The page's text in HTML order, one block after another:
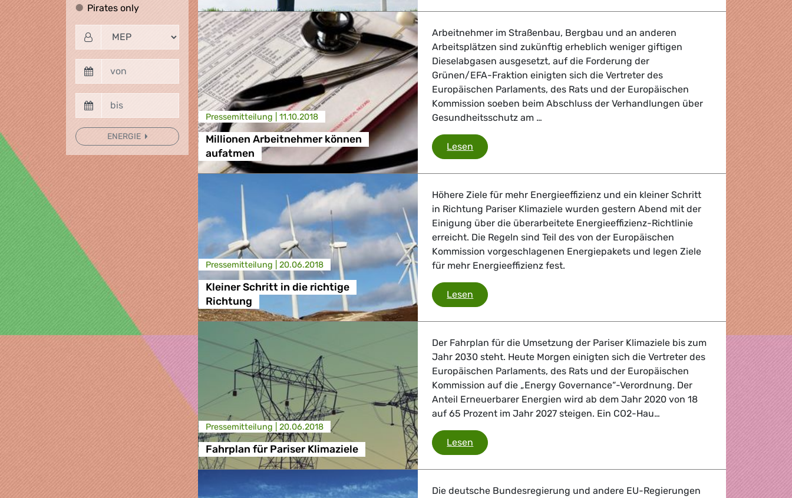
Pirates onlyPirates only
ENERGIE
Presse­mitteilung | 11.10.2018
Millionen Arbeitnehmer können
aufatmen
Arbeitnehmer im Straßenbau, Bergbau und an anderen
Arbeitsplätzen sind zukünftig erheblich weniger giftigen
Dieselabgasen ausgesetzt, auf die Forderung der
Grünen/EFA-Fraktion einigten sich die Vertreter des
Europäischen Parlaments, des Rats und der Europäischen
Kommission soeben beim Abschluss der Verhandlungen über
Gesundheitsschutz am …
Lesen Millionen Arbeitnehmer können aufatmen
Presse­mitteilung | 20.06.2018
Kleiner Schritt in die richtige
Richtung
Höhere Ziele für mehr Energieeffizienz und ein kleiner Schritt
in Richtung Pariser Klimaziele wurden gestern Abend mit der
Einigung über die überarbeitete Energieeffizienz-Richtlinie
erreicht. Die Regeln sind Teil des von der Europäischen
Kommission vorgeschlagenen Energiepakets und legen Ziele
für mehr Energieeffizienz fest.
Lesen Kleiner Schritt in die richtige Richtung
Presse­mitteilung | 20.06.2018
Fahrplan für Pariser Klimaziele
Der Fahrplan für die Umsetzung der Pariser Klimaziele bis zum
Jahr 2030 steht. Heute Morgen einigten sich die Vertreter des
Europäischen Parlaments, des Rats und der Europäischen
Kommission auf die „Energy Governance“-Verordnung. Der
Anteil Erneuerbarer Energien wird ab dem Jahr 2020 von 18
auf 65 Prozent im Jahr 2027 steigen. Ein CO2-Hau…
Lesen Fahrplan für Pariser Klimaziele
Die deutsche Bundesregierung und andere EU-Regierungen